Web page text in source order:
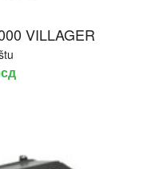
VILLAGER